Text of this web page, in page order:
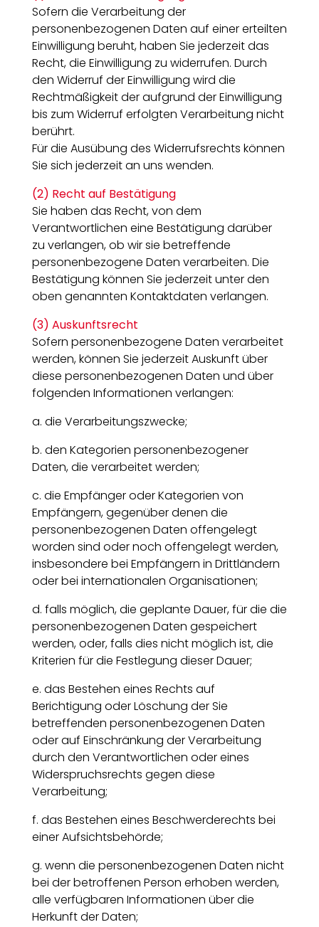
Sofern die Verarbeitung der
personenbezogenen Daten auf einer erteilten
Einwilligung beruht, haben Sie jederzeit das
Recht, die Einwilligung zu widerrufen. Durch
den Widerruf der Einwilligung wird die
Rechtmäßigkeit der aufgrund der Einwilligung
bis zum Widerruf erfolgten Verarbeitung nicht
berührt.
Für die Ausübung des Widerrufsrechts können
Sie sich jederzeit an uns wenden.
(2) Recht auf Bestätigung
Sie haben das Recht, von dem
Verantwortlichen eine Bestätigung darüber
zu verlangen, ob wir sie betreffende
personenbezogene Daten verarbeiten. Die
Bestätigung können Sie jederzeit unter den
oben genannten Kontaktdaten verlangen.
(3) Auskunftsrecht
Sofern personenbezogene Daten verarbeitet
werden, können Sie jederzeit Auskunft über
diese personenbezogenen Daten und über
folgenden Informationen verlangen:
a. die Verarbeitungszwecke;
b. den Kategorien personenbezogener
Daten, die verarbeitet werden;
c. die Empfänger oder Kategorien von
Empfängern, gegenüber denen die
personenbezogenen Daten offengelegt
worden sind oder noch offengelegt werden,
insbesondere bei Empfängern in Drittländern
oder bei internationalen Organisationen;
d. falls möglich, die geplante Dauer, für die die
personenbezogenen Daten gespeichert
werden, oder, falls dies nicht möglich ist, die
Kriterien für die Festlegung dieser Dauer;
e. das Bestehen eines Rechts auf
Berichtigung oder Löschung der Sie
betreffenden personenbezogenen Daten
oder auf Einschränkung der Verarbeitung
durch den Verantwortlichen oder eines
Widerspruchsrechts gegen diese
Verarbeitung;
f. das Bestehen eines Beschwerderechts bei
einer Aufsichtsbehörde;
g. wenn die personenbezogenen Daten nicht
bei der betroffenen Person erhoben werden,
alle verfügbaren Informationen über die
Herkunft der Daten;